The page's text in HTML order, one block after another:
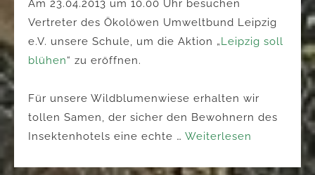
Am 23.04.2013 um 10.00 Uhr besuchen
Vertreter des Ökolöwen Umweltbund Leipzig
e.V. unsere Schule, um die Aktion „Leipzig soll
blühen“ zu eröffnen.
Für unsere Wildblumenwiese erhalten wir
tollen Samen, der sicher den Bewohnern des
Insektenhotels eine echte … Weiterlesen